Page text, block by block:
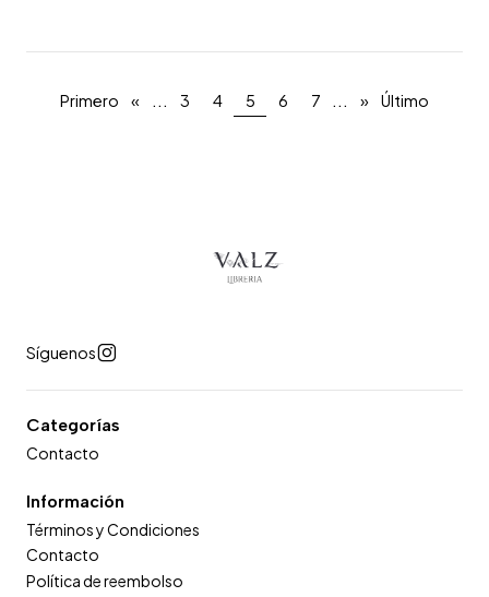
Primero « ... 3 4 5 6 7 ... » Último
Síguenos
Categorías
Contacto
Información
Términos y Condiciones
Contacto
Política de reembolso